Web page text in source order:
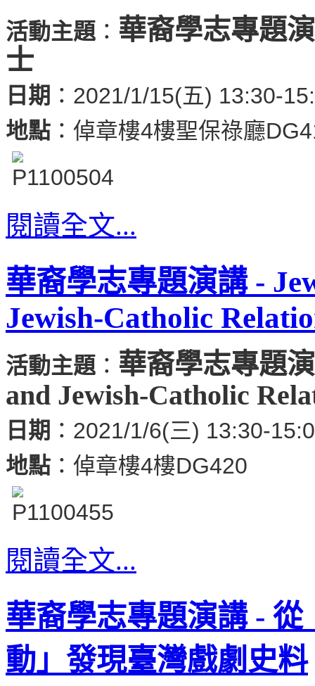
活動主題： 華裔學志專題
士
日期 ：2021/1/15(五) 13:30-
地點 ：倬章樓4樓聖保祿廳
閱讀全文...
華裔學志專題演講 -
Jewish-Catholic
活動主題： 華裔學志專題
and Jewish-Catholic
日期 ：2021/1/6(三) 13:30-
地點 ：倬章樓4樓DG420
閱讀全文...
華裔學志專題演講 -
動」發現臺灣戲劇史料